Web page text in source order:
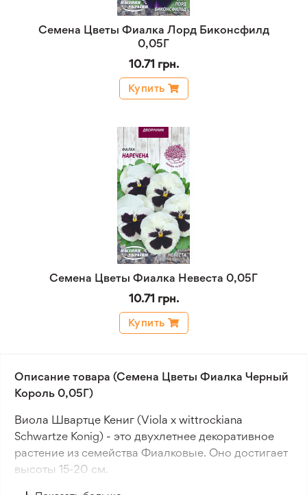
Семена Цветы Фиалка Лорд Биконсфилд
0,05Г
10.71 грн.
Купить
Семена Цветы Фиалка Невеста 0,05Г
10.71 грн.
Купить
Описание товара (Семена Цветы Фиалка Черный
Король 0,05Г)
Виола Швартце Кениг (Viola x wittrockiana
Schwartze Konig) - это двухлетнее декоративное
растение из семейства Фиалковые. Оно достигает
высоты 15-20 см.